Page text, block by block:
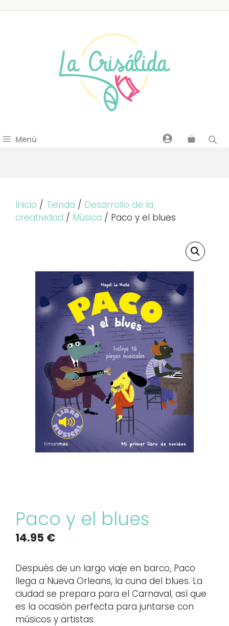
Menú
Inicio / Tienda / Desarrollo de la
creatividad / Música / Paco y el blues
Paco y el blues
14.95 €
Después de un largo viaje en barco, Paco
llega a Nueva Orleans, la cuna del blues. La
ciudad se prepara para el Carnaval, así que
es la ocasión perfecta para juntarse con
músicos y artistas.